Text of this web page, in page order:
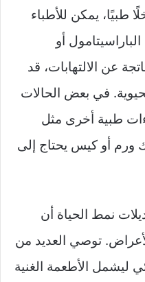
طبيًا، يمكن للأطباء
أو
عن الالتهابات، قد
في بعض الحالات
طبية أخرى مثل
ورم أو كيس يحتاج إلى
نمط الحياة أن
توصي العديد من
ليشمل الأطعمة الغنية